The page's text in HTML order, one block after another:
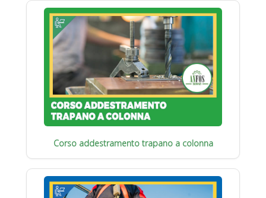
Corso addestramento trapano a colonna